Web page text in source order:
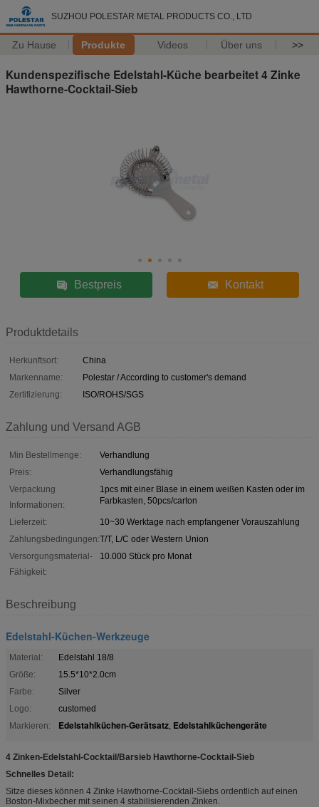
SUZHOU POLESTAR METAL PRODUCTS CO., LTD
Zu Hause Produkte Videos Über uns >>
Kundenspezifische Edelstahl-Küche bearbeitet 4 Zinke
Hawthorne-Cocktail-Sieb
Bestpreis Kontakt
Produktdetails
Herkunftsort:
China
Markenname:
Polestar / According to customer's demand
Zertifizierung:
ISO/ROHS/SGS
Zahlung und Versand AGB
Min Bestellmenge:
Verhandlung
Preis:
Verhandlungsfähig
Verpackung
Informationen:
1pcs mit einer Blase in einem weißen Kasten oder im
Farbkasten, 50pcs/carton
Lieferzeit:
10~30 Werktage nach empfangener Vorauszahlung
Zahlungsbedingungen:T/T, L/C oder Western Union
Versorgungsmaterial-
Fähigkeit:
10.000 Stück pro Monat
Beschreibung
Edelstahl-Küchen-Werkzeuge
Material:
Edelstahl 18/8
Größe:
15.5*10*2.0cm
Farbe:
Silver
Logo:
customed
Markieren:
Edelstahlküchen-Gerätsatz, Edelstahlküchengeräte
4 Zinken-Edelstahl-Cocktail/Barsieb Hawthorne-Cocktail-Sieb
Schnelles Detail:
Sitze dieses können 4 Zinke Hawthorne-Cocktail-Siebs ordentlich auf einen
Boston-Mixbecher mit seinen 4 stabilisierenden Zinken.